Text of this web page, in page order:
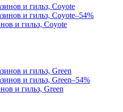
–54%
и гильз, Coyote
–54%
и гильз, Green